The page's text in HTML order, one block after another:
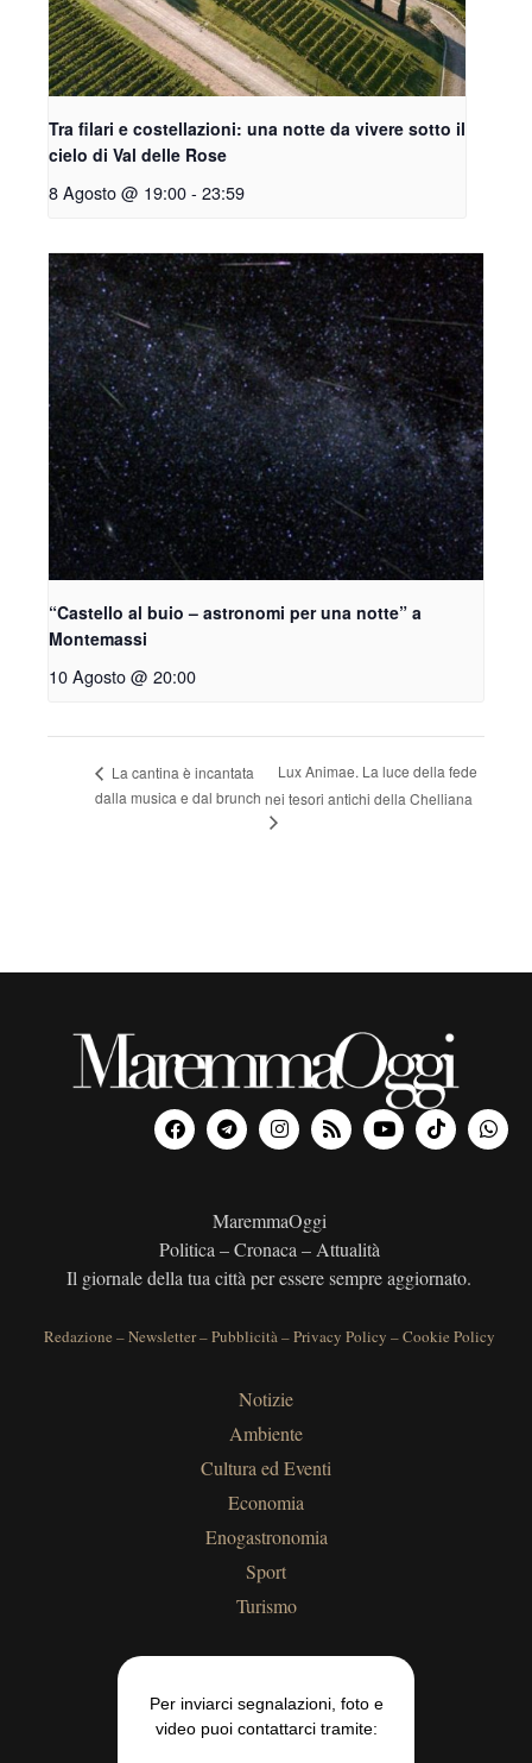
Tra filari e costellazioni: una notte da vivere sotto il
cielo di Val delle Rose
8 Agosto @ 19:00- 23:59
“Castello al buio – astronomi per una notte” a
Montemassi
10 Agosto @ 20:00
La cantina è incantata
dalla musica e dal brunch
Lux Animae. La luce della fede
nei tesori antichi della Chelliana
MaremmaOggi
Politica – Cronaca – Attualità
Il giornale della tua città per essere sempre aggiornato.
Redazione –Newsletter–Pubblicità–Privacy Policy –Cookie Policy
Notizie
Ambiente
Cultura ed Eventi
Economia
Enogastronomia
Sport
Turismo
Per inviarci segnalazioni, foto e
video puoi contattarci tramite: